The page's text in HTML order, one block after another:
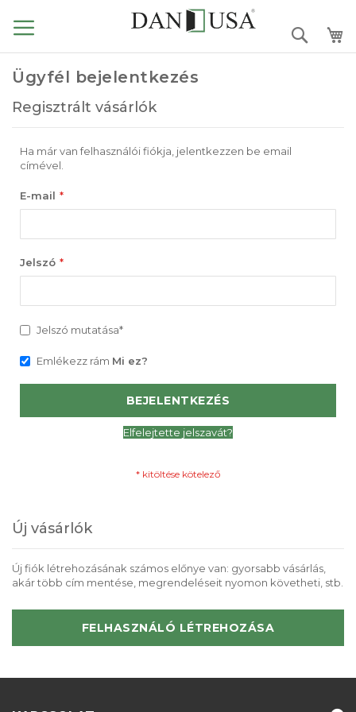
a
tartalomhoz
Search
Ügyfél bejelentkezés
Regisztrált vásárlók
Ha már van felhasználói fiókja, jelentkezzen be email
címével.
E-mail
Jelszó
Jelszó mutatása*
Emlékezz rám Mi ez?
BEJELENTKEZÉS
Elfelejtette jelszavát?
Új vásárlók
Új fiók létrehozásának számos előnye van: gyorsabb vásárlás,
akár több cím mentése, megrendeléseit nyomon követheti, stb.
FELHASZNÁLÓ LÉTREHOZÁSA